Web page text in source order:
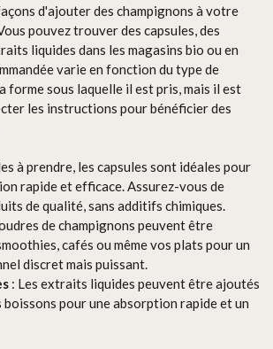
d'ajouter des champignons à votre
pouvez trouver des capsules, des
liquides dans les magasins bio ou en
varie en fonction du type de
forme sous laquelle il est pris, mais il est
les instructions pour bénéficier des
à prendre, les capsules sont idéales pour
rapide et efficace. Assurez-vous de
de qualité, sans additifs chimiques.
de champignons peuvent être
cafés ou même vos plats pour un
discret mais puissant.
: Les extraits liquides peuvent être ajoutés
boissons pour une absorption rapide et un